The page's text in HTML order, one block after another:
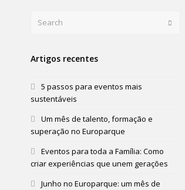
Artigos recentes
5 passos para eventos mais
sustentáveis
Um mês de talento, formação e
superação no Europarque
Eventos para toda a Família: Como
criar experiências que unem gerações
Junho no Europarque: um mês de